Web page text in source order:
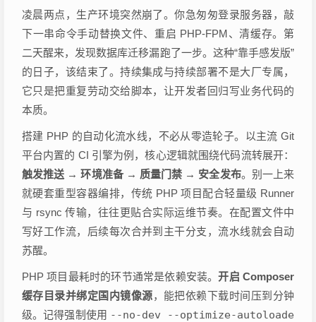
凌晨两点，生产环境突然崩了。你急匆匆登录服务器，敲
下一串命令手动替换文件、重启 PHP-FPM、清缓存。第
二天醒来，发现数据库迁移漏跑了一步。这种“靠手感发版”
的日子，该结束了。持续集成与持续部署不是大厂专属，
它只是把重复劳动交给脚本，让开发者回归写业务代码的
本质。
搭建 PHP 的自动化流水线，不必从零造轮子。以主流 Git
平台内置的 CI 引擎为例，核心逻辑就围绕代码流转展开：
触发推送 → 环境准备 → 质量门禁 → 安全发布。别一上来
就硬套重型容器编排，传统 PHP 项目配合轻量级 Runner
与 rsync 传输，往往更贴合实际运维节奏。在配置文件中
写好工作流，后续每次合并到主干分支，流水线就会自动
苏醒。
PHP 项目最耗时的环节通常是依赖安装。开启 Composer
缓存目录并绑定国内镜像源，能把依赖下载时间压到分钟
级。记得强制使用 --no-dev --optimize-autoloade